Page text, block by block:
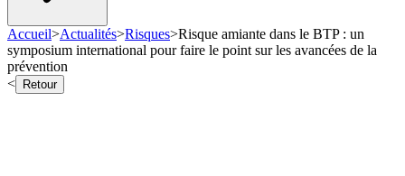
Accueil>Actualités>Risques>Risque amiante dans le BTP : un
symposium international pour faire le point sur les avancées de la
prévention
<
Retour